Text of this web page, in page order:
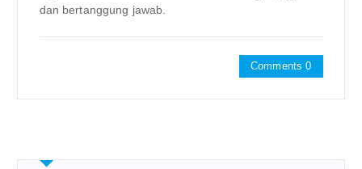
dan bertanggung jawab.
Comments 0